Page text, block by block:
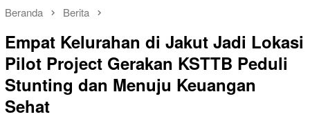
Beranda Berita
Empat Kelurahan di Jakut Jadi Lokasi
Pilot Project Gerakan KSTTB Peduli
Stunting dan Menuju Keuangan
Sehat